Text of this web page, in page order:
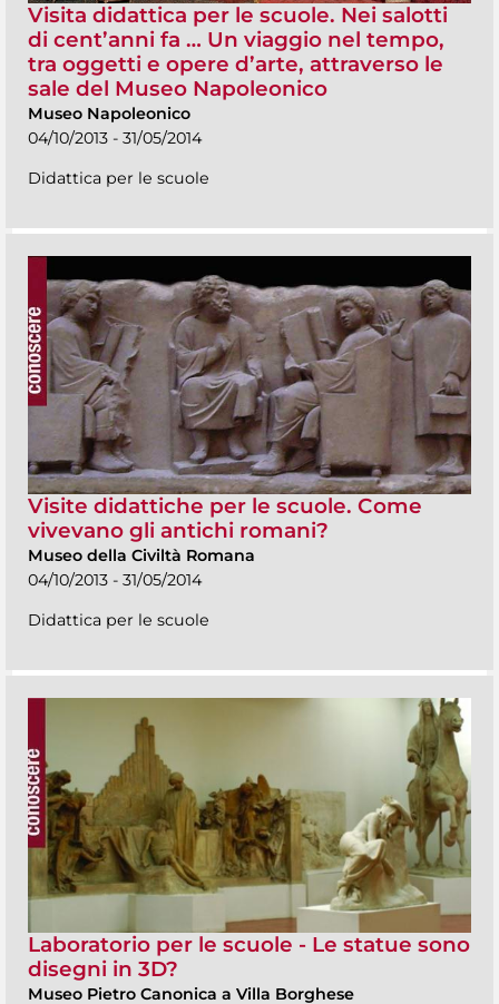
Visita didattica per le scuole. Nei salotti
di cent’anni fa … Un viaggio nel tempo,
tra oggetti e opere d’arte, attraverso le
sale del Museo Napoleonico
Museo Napoleonico
04/10/2013 - 31/05/2014
Didattica per le scuole
Visite didattiche per le scuole. Come
vivevano gli antichi romani?
Museo della Civiltà Romana
04/10/2013 - 31/05/2014
Didattica per le scuole
Laboratorio per le scuole - Le statue sono
disegni in 3D?
Museo Pietro Canonica a Villa Borghese